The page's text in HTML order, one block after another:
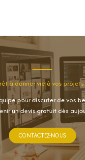
à donner vie à vos projets
pour discuter de vos
un devis gratuit dès
CONTACTEZ-NOUS